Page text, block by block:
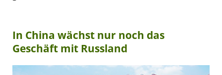
In China wächst nur noch das
Geschäft mit Russland